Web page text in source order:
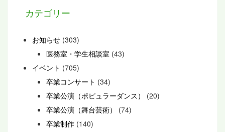
カテゴリー
お知らせ (303)
医務室・学生相談室 (43)
イベント (705)
卒業コンサート (34)
卒業公演（ポピュラーダンス）
(20)
卒業公演（舞台芸術）
(74)
卒業制作 (140)